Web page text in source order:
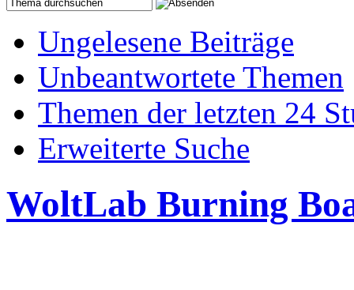
Ungelesene Beiträge
Unbeantwortete Themen
Themen der letzten 24
Erweiterte Suche
WoltLab Burning